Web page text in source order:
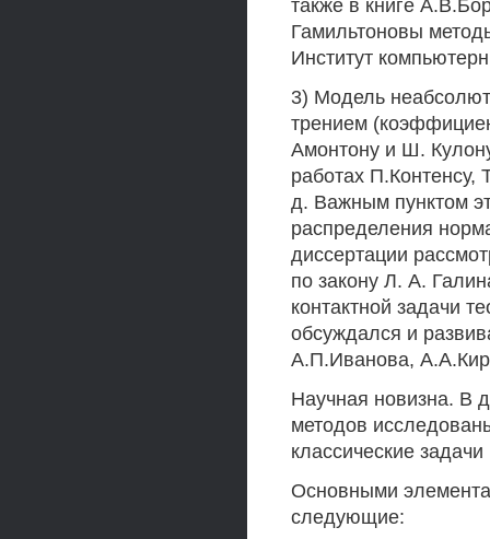
также в книге
Гамильтоновы
Институт
3) Модель
трением
Амонтону и Ш.
работах
д. Важным пунктом
распределения
диссертации
по закону Л. А.
контактной задачи
обсуждался и
А.П.Иванова,
Научная новизна. В
методов
классические
Основными
следующие: